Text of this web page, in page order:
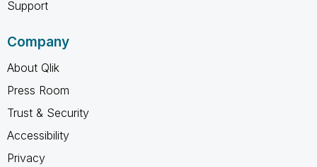
Support
Company
About Qlik
Press Room
Trust & Security
Accessibility
Privacy